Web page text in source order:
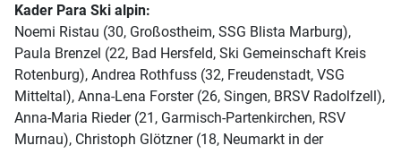
Kader Para Ski alpin:
Noemi Ristau (30, Großostheim, SSG Blista Marburg),
Paula Brenzel (22, Bad Hersfeld, Ski Gemeinschaft Kreis
Rotenburg), Andrea Rothfuss (32, Freudenstadt, VSG
Mitteltal), Anna-Lena Forster (26, Singen, BRSV Radolfzell),
Anna-Maria Rieder (21, Garmisch-Partenkirchen, RSV
Murnau), Christoph Glötzner (18, Neumarkt in der